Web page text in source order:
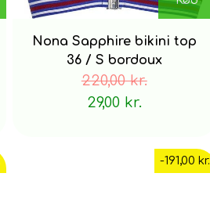
Nona Sapphire bikini top
36 / S bordoux
220,00 kr.
29,00 kr.
-191,00 kr.